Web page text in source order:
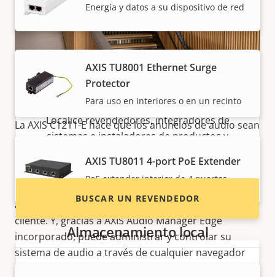
Altavoz multiusos
La AXIS C1211-E hace que los anuncios de audio sean
inteligentes y sencillos. Este altavoz le permite
mezclar anuncios en vivo o pregrabados para
satisfacer diversas necesidades. También puede
aumentar la eficiencia comercial y la experiencia del
cliente. Y, gracias a AXIS Audio Manager Edge
incorporado, puede administrar y controlar su
sistema de audio a través de cualquier navegador
web estándar, ya sea de forma local o remota.
Energía y datos a su dispositivo de red
AXIS TU8001 Ethernet Surge
Protector
Para uso en interiores o en un recinto
AXIS TU8011 4-port PoE Extender
PoE extender interior de 4 puertos
Almacenamiento local
¿Quiere comprar productos Axis?
Localice revendedores, integradores de
sistemas e instaladores de productos y
BUSCAR UN REVENDEDOR